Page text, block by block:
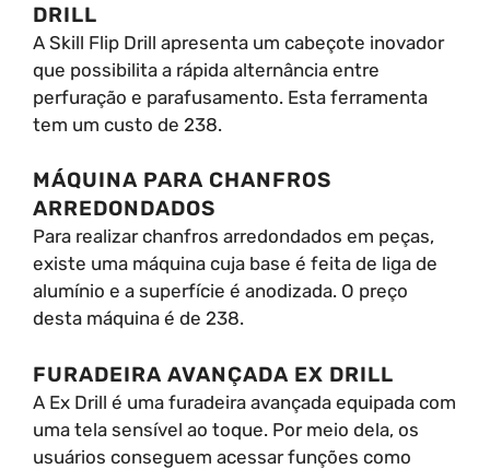
DRILL
A Skill Flip Drill apresenta um cabeçote inovador
que possibilita a rápida alternância entre
perfuração e parafusamento. Esta ferramenta
tem um custo de 238.
MÁQUINA PARA CHANFROS
ARREDONDADOS
Para realizar chanfros arredondados em peças,
existe uma máquina cuja base é feita de liga de
alumínio e a superfície é anodizada. O preço
desta máquina é de 238.
FURADEIRA AVANÇADA EX DRILL
A Ex Drill é uma furadeira avançada equipada com
uma tela sensível ao toque. Por meio dela, os
usuários conseguem acessar funções como